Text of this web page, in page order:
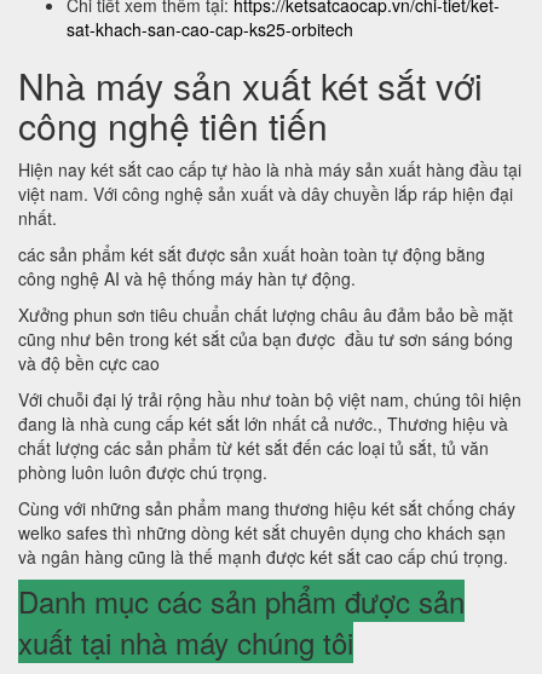
Chi tiết xem thêm tại: https://ketsatcaocap.vn/chi-tiet/ket-
sat-khach-san-cao-cap-ks25-orbitech
Nhà máy sản xuất két sắt với
công nghệ tiên tiến
Hiện nay két sắt cao cấp tự hào là nhà máy sản xuất hàng đầu tại
việt nam. Với công nghệ sản xuất và dây chuyền lắp ráp hiện đại
nhất.
các sản phẩm két sắt được sản xuất hoàn toàn tự động bằng
công nghệ AI và hệ thống máy hàn tự động.
Xưởng phun sơn tiêu chuẩn chất lượng châu âu đảm bảo bề mặt
cũng như bên trong két sắt của bạn được đầu tư sơn sáng bóng
và độ bền cực cao
Với chuỗi đại lý trải rộng hầu như toàn bộ việt nam, chúng tôi hiện
đang là nhà cung cấp két sắt lớn nhất cả nước., Thương hiệu và
chất lượng các sản phẩm từ két sắt đến các loại tủ sắt, tủ văn
phòng luôn luôn được chú trọng.
Cùng với những sản phẩm mang thương hiệu két sắt chống cháy
welko safes thì những dòng két sắt chuyên dụng cho khách sạn
và ngân hàng cũng là thế mạnh được két sắt cao cấp chú trọng.
Danh mục các sản phẩm được sản
xuất tại nhà máy chúng tôi